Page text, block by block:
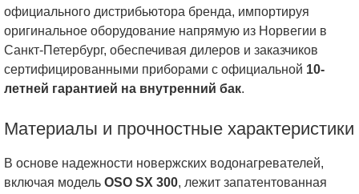
официального дистрибьютора бренда, импортируя
оригинальное оборудование напрямую из Норвегии в
Санкт-Петербург, обеспечивая дилеров и заказчиков
сертифицированными приборами с официальной 10-
летней гарантией на внутренний бак.
Материалы и прочностные характеристики
В основе надежности новержских водонагревателей,
включая модель OSO SX 300, лежит запатентованная